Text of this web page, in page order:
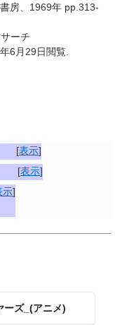
房、1969年 pp.313-
ーチ
年6月29日閲覧
[表示]
[表示]
示]
ーズ_(アニメ)